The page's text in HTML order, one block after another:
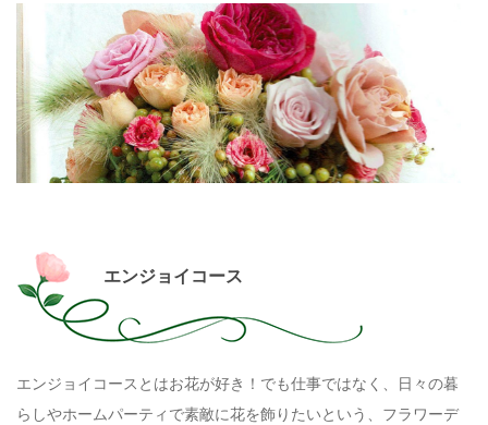
エンジョイコース
エンジョイコースとはお花が好き！でも仕事ではなく、日々の暮
らしやホームパーティで素敵に花を飾りたいという、フラワーデ